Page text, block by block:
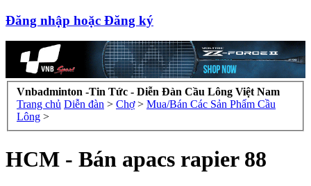
Đăng nhập hoặc Đăng ký
Vnbadminton -Tin Tức - Diễn Đàn Cầu Lông Việt Nam
Trang chủ Diễn đàn > Chợ > Mua/Bán Các Sản Phẩm Cầu
Lông >
HCM - Bán apacs rapier 88